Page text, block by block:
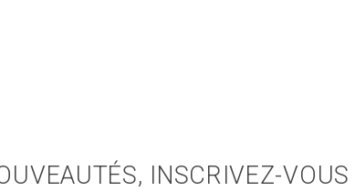
INSCRIVEZ-